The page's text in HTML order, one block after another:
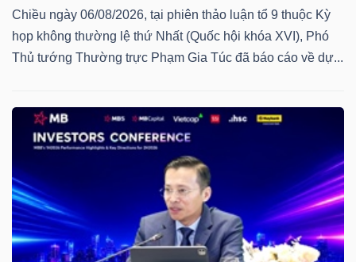
Chiều ngày 06/08/2026, tại phiên thảo luận tổ 9 thuộc Kỳ
họp không thường lệ thứ Nhất (Quốc hội khóa XVI), Phó
Thủ tướng Thường trực Phạm Gia Túc đã báo cáo về dự...